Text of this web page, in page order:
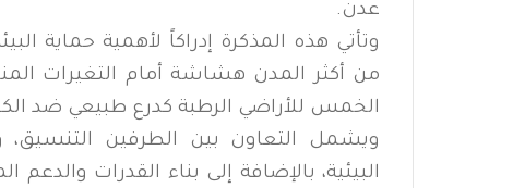
عدن.
وتأتي هذه المذكرة إدراكاً لأهمية حماية
من أكثر المدن هشاشة أمام التغيرات
الخمس للأراضي الرطبة كدرع طبيعي ضد
ويشمل التعاون بين الطرفين التنسيق،
البيئية، بالإضافة إلى بناء القدرات